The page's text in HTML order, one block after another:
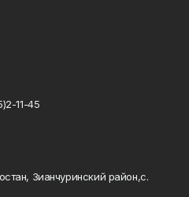
11-45
Зианчуринский район,с.